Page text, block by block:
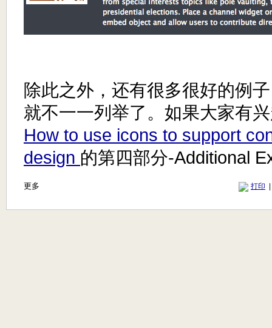
除此之外，还有很多很好的例
就不一一列举了。如果大家有
How to use icons to support
design 的第四部分-Additional
更多 打印